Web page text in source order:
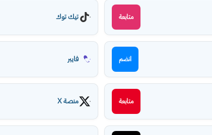
متابعة تيك توك
انضم فايبر
متابعة منصة X